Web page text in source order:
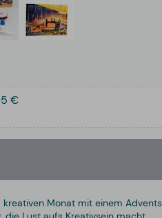
€
Monat mit einem